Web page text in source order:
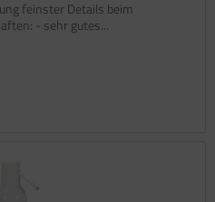
feinster Details beim
- sehr gutes...